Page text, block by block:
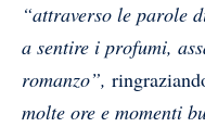
“attraverso le parole
a sentire i profumi,
romanzo”,
molte ore e momenti